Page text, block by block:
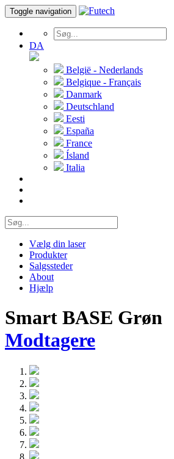
Toggle navigation
DA
België - Nederlands
Belgique - Français
Danmark
Deutschland
Eesti
España
France
Ísland
Italia
Vælg din laser
Produkter
Salgssteder
About
Hjælp
Smart BASE Grøn
Modtagere